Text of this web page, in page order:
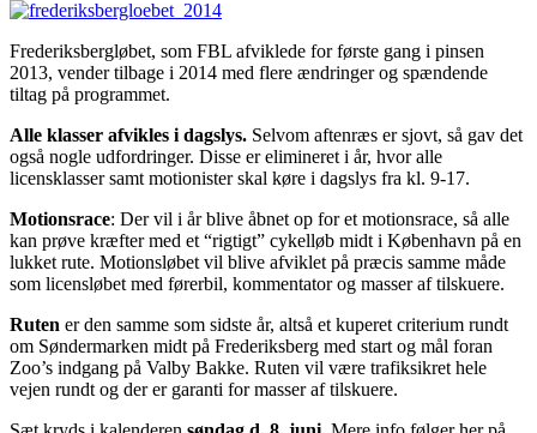
Frederiksbergløbet, som FBL afviklede for første gang i pinsen
2013, vender tilbage i 2014 med flere ændringer og spændende
tiltag på programmet.
Alle klasser afvikles i dagslys. Selvom aftenræs er sjovt, så gav det
også nogle udfordringer. Disse er elimineret i år, hvor alle
licensklasser samt motionister skal køre i dagslys fra kl. 9-17.
Motionsrace: Der vil i år blive åbnet op for et motionsrace, så alle
kan prøve kræfter med et “rigtigt” cykelløb midt i København på en
lukket rute. Motionsløbet vil blive afviklet på præcis samme måde
som licensløbet med førerbil, kommentator og masser af tilskuere.
Ruten er den samme som sidste år, altså et kuperet criterium rundt
om Søndermarken midt på Frederiksberg med start og mål foran
Zoo’s indgang på Valby Bakke. Ruten vil være trafiksikret hele
vejen rundt og der er garanti for masser af tilskuere.